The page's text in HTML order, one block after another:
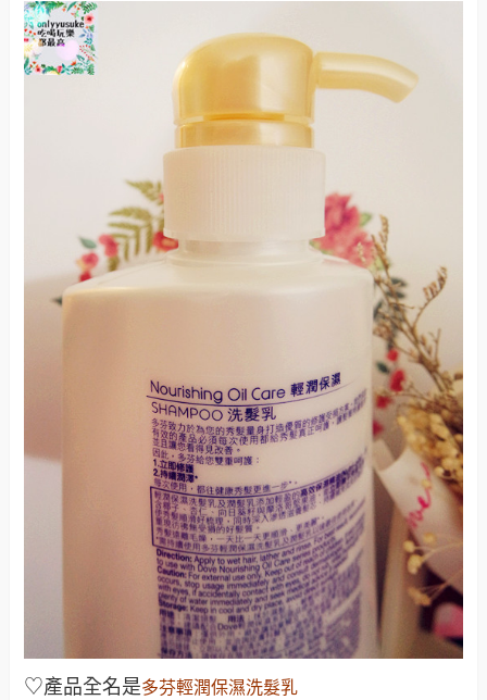
♡產品全名是多芬輕潤保濕洗髮乳